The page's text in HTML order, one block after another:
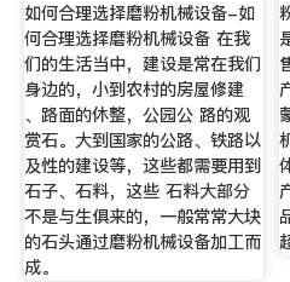
如何合理选择磨粉机械设备-如
何合理选择磨粉机械设备 在我
们的生活当中，建设是常在我们
身边的，小到农村的房屋修建
、路面的休整，公园公 路的观
赏石。大到国家的公路、铁路以
及性的建设等，这些都需要用到
石子、石料，这些 石料大部分
不是与生俱来的，一般常常大块
的石头通过磨粉机械设备加工而
成。